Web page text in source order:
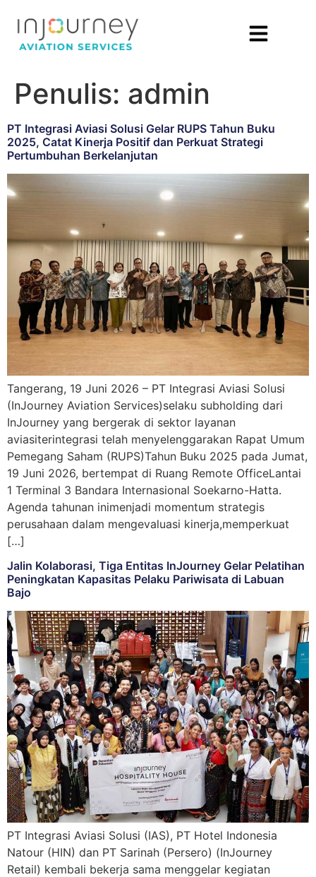
Penulis: admin
PT Integrasi Aviasi Solusi Gelar RUPS Tahun Buku
2025, Catat Kinerja Positif dan Perkuat Strategi
Pertumbuhan Berkelanjutan
Tangerang, 19 Juni 2026 – PT Integrasi Aviasi Solusi
(InJourney Aviation Services)selaku subholding dari
InJourney yang bergerak di sektor layanan
aviasiterintegrasi telah menyelenggarakan Rapat Umum
Pemegang Saham (RUPS)Tahun Buku 2025 pada Jumat,
19 Juni 2026, bertempat di Ruang Remote OfficeLantai
1 Terminal 3 Bandara Internasional Soekarno-Hatta.
Agenda tahunan inimenjadi momentum strategis
perusahaan dalam mengevaluasi kinerja,memperkuat
[…]
Jalin Kolaborasi, Tiga Entitas InJourney Gelar Pelatihan
Peningkatan Kapasitas Pelaku Pariwisata di Labuan
Bajo
PT Integrasi Aviasi Solusi (IAS), PT Hotel Indonesia
Natour (HIN) dan PT Sarinah (Persero) (InJourney
Retail) kembali bekerja sama menggelar kegiatan